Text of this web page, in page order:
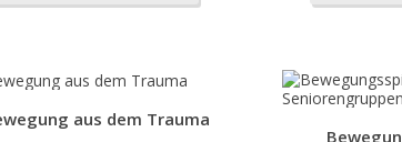
Vorschau
aus dem Trauma